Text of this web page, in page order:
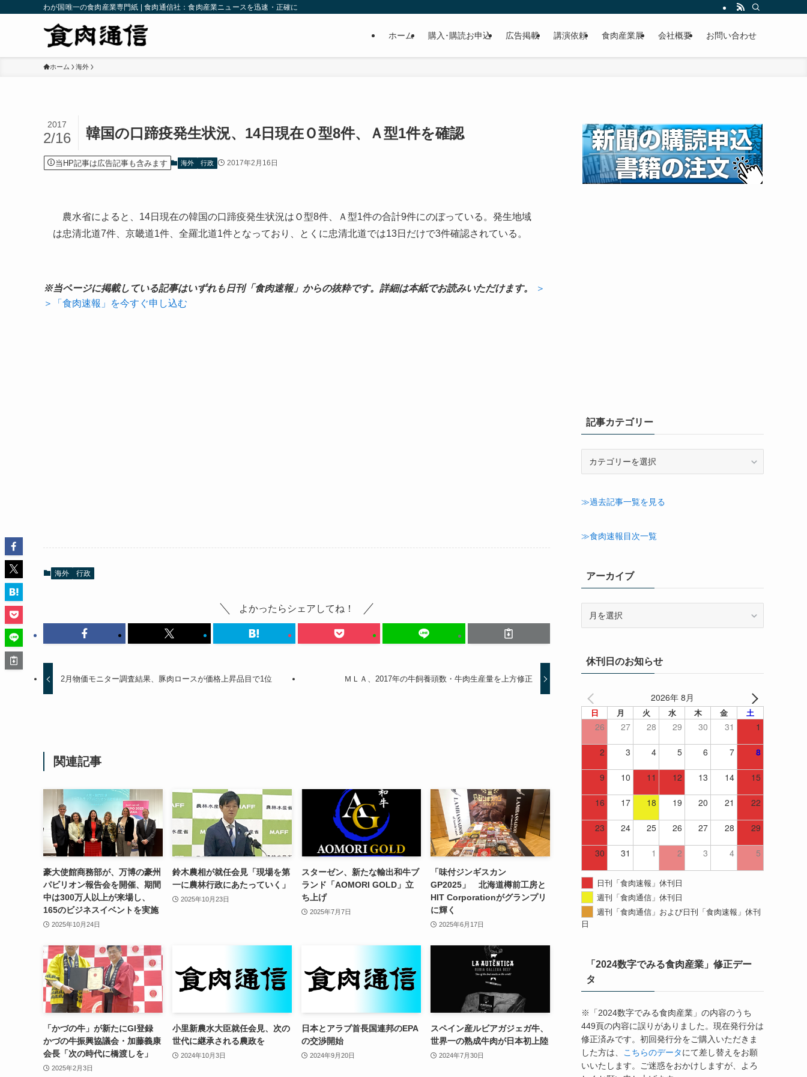
わが国唯一の食肉産業専門紙 | 食肉通信社：食肉産業ニュースを迅速・正確に
ホーム 購入･購読お申込 広告掲載 講演依頼 食肉産業展 会社概要 お問い合わせ
ホーム 海外
韓国の口蹄疫発生状況、14日現在Ｏ型8件、Ａ型1件を確認
2017
2/16
当HP記事は広告記事も含みます 海外 行政 2017年2月16日
農水省によると、14日現在の韓国の口蹄疫発生状況はＯ型8件、Ａ型1件の合計9件にのぼっている。発生地域
は忠清北道7件、京畿道1件、全羅北道1件となっており、とくに忠清北道では13日だけで3件確認されている。
※当ページに掲載している記事はいずれも日刊「食肉速報」からの抜粋です。詳細は本紙でお読みいただけます。
＞
＞「食肉速報」を今すぐ申し込む
海外 行政
よかったらシェアしてね！
2月物価モニター調査結果、豚肉ロースが価格上昇品目で1位 ＭＬＡ、2017年の牛飼養頭数・牛肉生産量を上方修正
関連記事
豪大使館商務部が、万博の豪州
パビリオン報告会を開催、期間
中は300万人以上が来場し、
165のビジネスイベントを実施
2025年10月24日
鈴木農相が就任会見「現場を第
一に農林行政にあたっていく」
2025年10月23日
スターゼン、新たな輸出和牛ブ
ランド「AOMORI GOLD」立
ち上げ
2025年7月7日
「味付ジンギスカン
GP2025」 北海道樽前工房と
HIT Corporationがグランプリ
に輝く
2025年6月17日
「かづの牛」が新たにGI登録
かづの牛振興協議会・加藤義康
会長「次の時代に橋渡しを」
2025年2月3日
小里新農水大臣就任会見、次の
世代に継承される農政を
2024年10月3日
日本とアラブ首長国連邦のEPA
の交渉開始
2024年9月20日
スペイン産ルビアガジェガ牛、
世界一の熟成牛肉が日本初上陸
2024年7月30日
記事カテゴリー
ゴ
ー
≫過去記事一覧を見る
≫食肉速報目次一覧
アーカイブ
ブ休刊日のお知らせ
2026年 8月
日 月 火 水 木 金 土
26 27 28 29 30 31 1
2 3 4 5 6 7 8
9 10 11 12 13 14 15
16 17 18 19 20 21 22
23 24 25 26 27 28 29
30 31 1 2 3 4 5
日刊「食肉速報」休刊日
週刊「食肉通信」休刊日
週刊「食肉通信」および日刊「食肉速報」休刊
日
「2024数字でみる食肉産業」修正デー
タ
※「2024数字でみる食肉産業」の内容のうち
449頁の内容に誤りがありました。現在発行分は
修正済みです。初回発行分をご購入いただきま
した方は、
こちらのデータにて差し替えをお願
いいたします。ご迷惑をおかけしますが、よろ